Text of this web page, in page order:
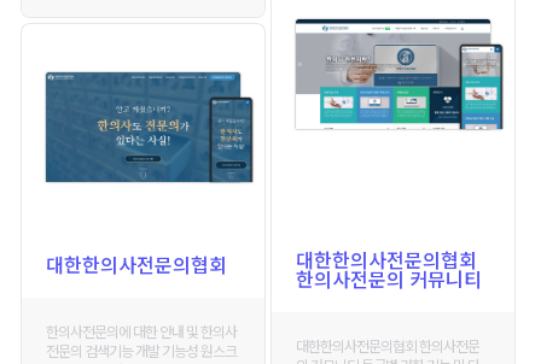
대한한의사전문의협회
한의사전문의 커뮤니티
대한한의사전문의협회 한의사전문
대한한의사전문의협회
한의사전문의에 대한 안내 및 한의사
전문의 검색기능 개발 기능성 원스크